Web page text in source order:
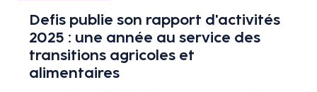
Defis publie son rapport d'activités
2025 : une année au service des
transitions agricoles et
alimentaires